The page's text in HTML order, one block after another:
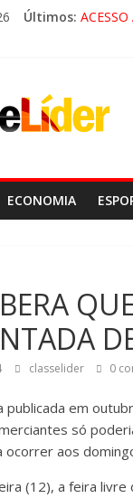
Últimos:
ECONOMIA
classelider 0
publicada em
só
aos
(12), a feira livre